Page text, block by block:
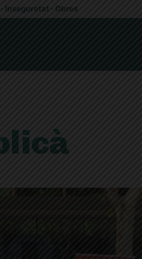
· Inseguretat · Obres